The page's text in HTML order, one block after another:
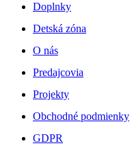
Doplnky
Detská zóna
O nás
Predajcovia
Projekty
Obchodné podmienky
GDPR